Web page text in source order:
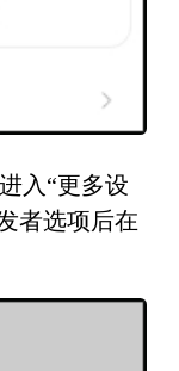
入“更多设
者选项后在